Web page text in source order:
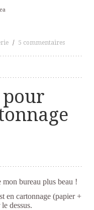
/ 5 commentaires
bureau plus beau !
en cartonnage (papier +
dessus.